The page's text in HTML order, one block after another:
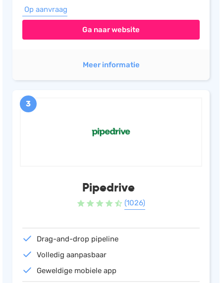
Op aanvraag
Ga naar website
Meer informatie
3
Pipedrive
(1026)
Drag-and-drop pipeline
Volledig aanpasbaar
Geweldige mobiele app